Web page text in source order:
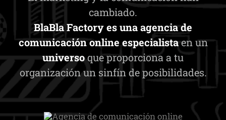
cambiado.
BlaBla Factory es una agencia de
comunicación online especialistaen un
universoque proporciona a tu
organización un sinfín de posibilidades.